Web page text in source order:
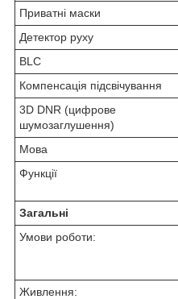
Приватні маски
Детектор руху
BLC
Компенсація підсвічування
3D DNR (цифрове
шумозаглушення)
Мова
Функції
Загальні
Умови роботи:
Живлення: